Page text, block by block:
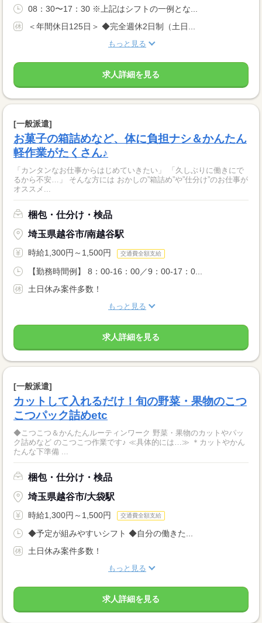
08：30〜17：30 ※上記はシフトの一例とな...
＜年間休日125日＞ ◆完全週休2日制（土日...
もっと見る
求人詳細を見る
[一般派遣]
お菓子の箱詰めなど、体に負担ナシ＆かんたん
軽作業がたくさん♪
「カンタンなお仕事からはじめていきたい」 「久しぶりに働きにで
るから不安…」 そんな方には おかしの”箱詰め”や”仕分け”のお仕事が
オススメ...
梱包・仕分け・検品
埼玉県越谷市/南越谷駅
時給1,300円～1,500円 交通費全額支給
【勤務時間例】 8：00-16：00／9：00-17：0...
土日休み案件多数！
もっと見る
求人詳細を見る
[一般派遣]
カットして入れるだけ！旬の野菜・果物のこつ
こつパック詰めetc
◆こつこつ＆かんたんルーティンワーク 野菜・果物のカットやパッ
ク詰めなど のこつこつ作業です♪ ≪具体的には…≫ ＊カットやかん
たんな下準備 ...
梱包・仕分け・検品
埼玉県越谷市/大袋駅
時給1,300円～1,500円 交通費全額支給
◆予定が組みやすいシフト ◆自分の働きた...
土日休み案件多数！
もっと見る
求人詳細を見る